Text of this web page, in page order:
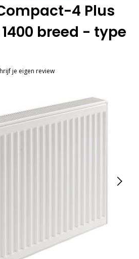
4 Plus
breed - type
je eigen review